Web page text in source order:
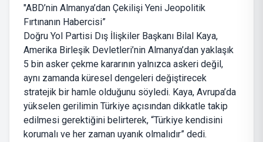
"ABD’nin Almanya’dan Çekilişi Yeni Jeopolitik
Fırtınanın Habercisi”
Doğru Yol Partisi Dış İlişkiler Başkanı Bilal Kaya,
Amerika Birleşik Devletleri’nin Almanya’dan yaklaşık
5 bin asker çekme kararının yalnızca askeri değil,
aynı zamanda küresel dengeleri değiştirecek
stratejik bir hamle olduğunu söyledi. Kaya, Avrupa’da
yükselen gerilimin Türkiye açısından dikkatle takip
edilmesi gerektiğini belirterek, “Türkiye kendisini
korumalı ve her zaman uyanık olmalıdır” dedi.